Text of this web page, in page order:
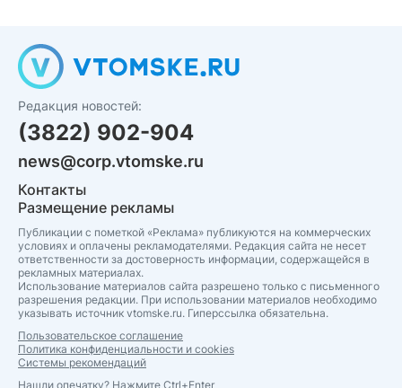
Редакция новостей:
(3822) 902-904
news@corp.vtomske.ru
Контакты
Размещение рекламы
Публикации с пометкой «Реклама» публикуются на коммерческих
условиях и оплачены рекламодателями. Редакция сайта не несет
ответственности за достоверность информации, содержащейся в
рекламных материалах.
Использование материалов сайта разрешено только с письменного
разрешения редакции. При использовании материалов необходимо
указывать источник vtomske.ru. Гиперссылка обязательна.
Пользовательское соглашение
Политика конфиденциальности и cookies
Системы рекомендаций
Нашли опечатку? Нажмите Ctrl+Enter